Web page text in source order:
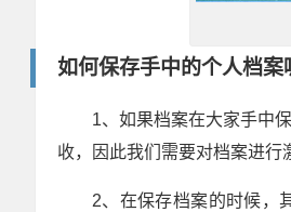
如何保存手中的个人档案
1、如果档案在大家手中
收，因此我们需要对档案进行
2、在保存档案的时候，